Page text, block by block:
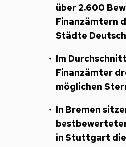
über 2.600
Finanzämtern
Städte
Im
Finanzämter
möglichen
In Bremen
in Stuttgart